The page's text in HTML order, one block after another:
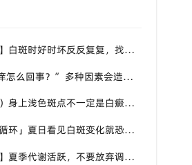
【福建泉州街坊】白斑时好时坏反反复复，找不准诱因，泉州中科白癜风医院帮梳理夏季白斑波动各类诱因
“高温天白斑发痒怎么回事？” 多种因素会造成白斑处瘙痒，泉州中科白癜风医院讲解白斑发痒的处理方式
（谨防白斑误诊）身上浅色斑点不一定是白癜风，盲目用药危害皮肤，泉州中科白癜风医院建议先明确白斑类型
「白斑焦虑恶性循环」夏日看见白斑变化就恐慌，负面情绪反加重病情，泉州中科白癜风医院呼吁放平心态应对
【多年顽固白斑】夏季代谢活跃，不要放弃调理机会，泉州中科白癜风医院建议结合自身情况定制改善思路